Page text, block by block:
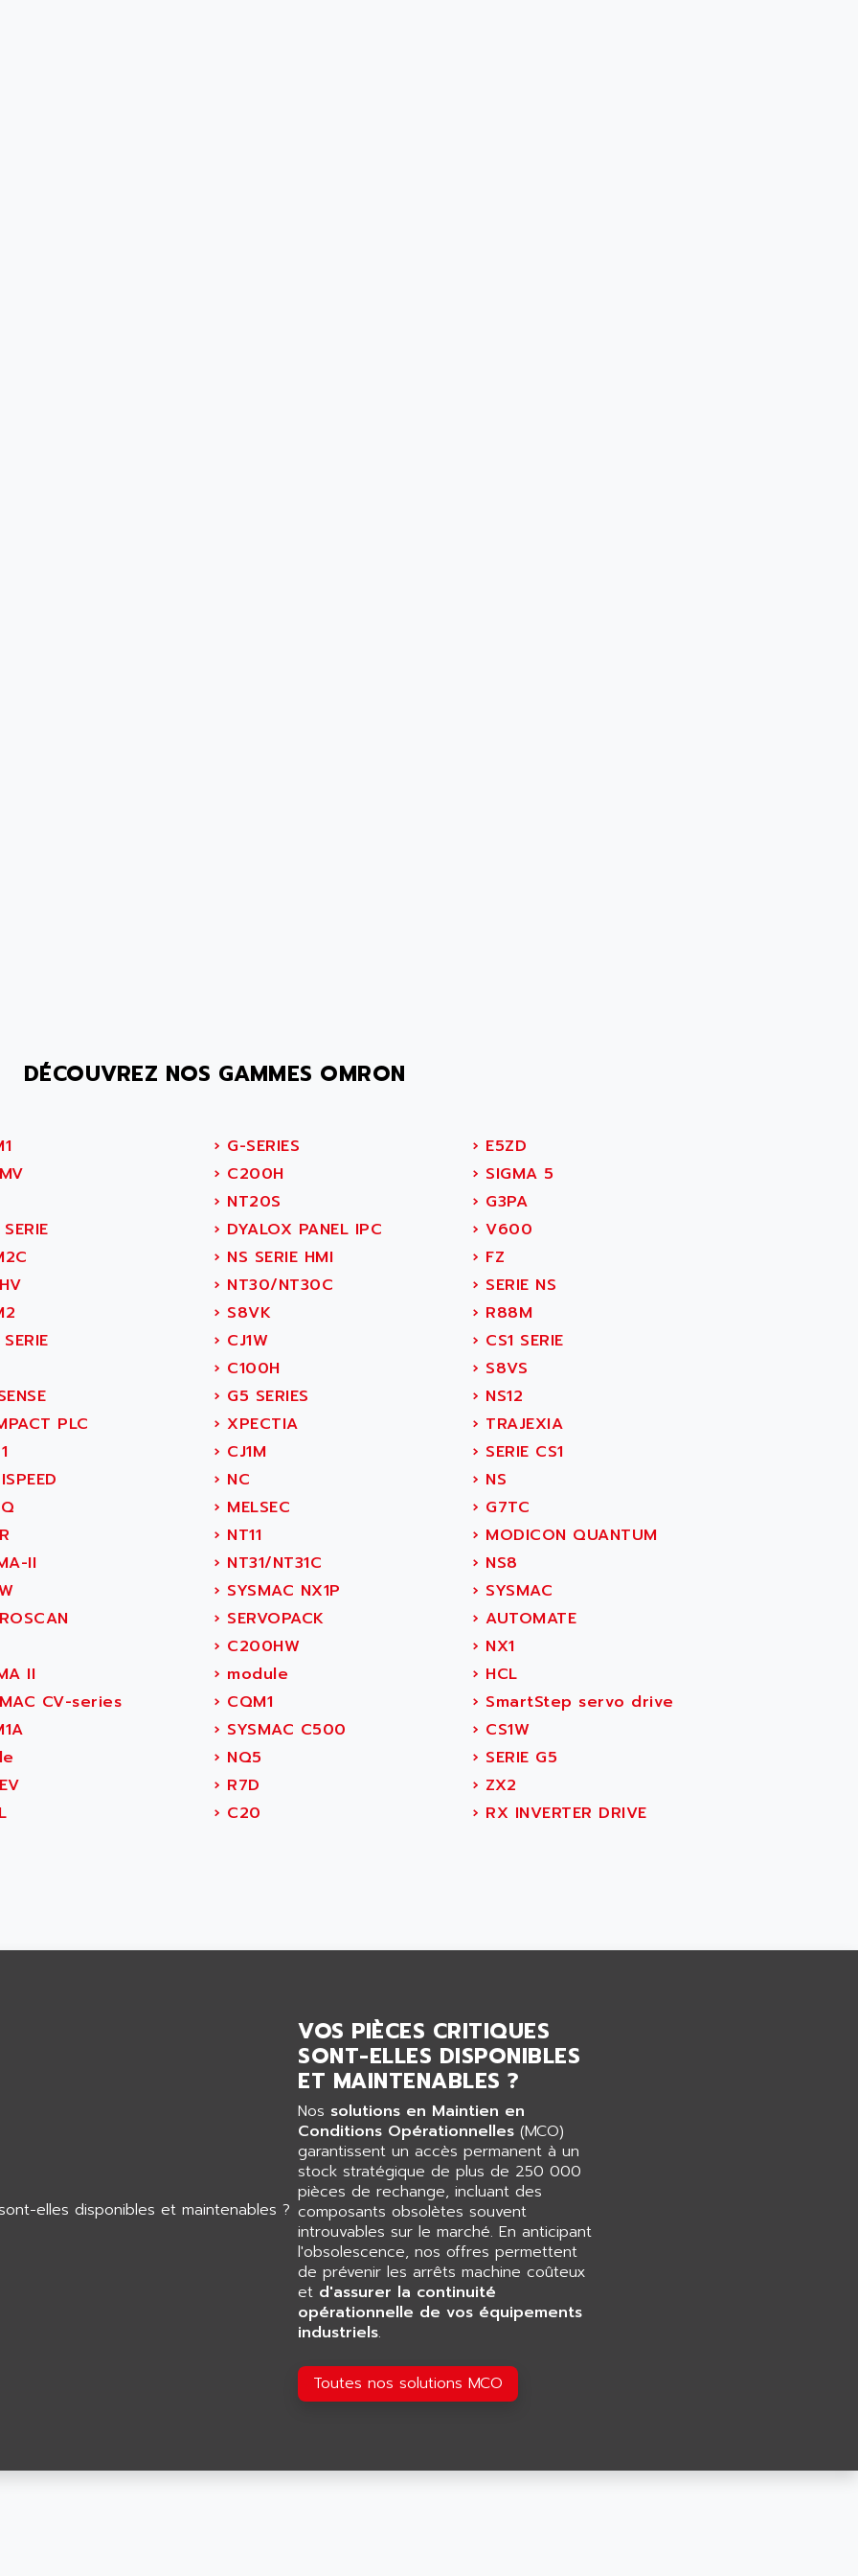
DÉCOUVREZ NOS GAMMES OMRON
› G-SERIES › E5ZD
› C200H › SIGMA 5
› NT20S › G3PA
› DYALOX PANEL IPC › V600
› NS SERIE HMI › FZ
› NT30/NT30C › SERIE NS
› S8VK › R88M
› CJ1W › CS1 SERIE
› C100H › S8VS
› G5 SERIES › NS12
PLC › XPECTIA › TRAJEXIA
› CJ1M › SERIE CS1
› NC › NS
› MELSEC › G7TC
› NT11 › MODICON QUANTUM
II › NT31/NT31C › NS8
› SYSMAC NX1P › SYSMAC
› SERVOPACK › AUTOMATE
› C200HW › NX1
II › module › HCL
CV-series › CQM1 › SmartStep servo drive
› SYSMAC C500 › CS1W
› NQ5 › SERIE G5
› R7D › ZX2
› C20 › RX INVERTER DRIVE
VOS PIÈCES CRITIQUES
SONT-ELLES DISPONIBLES
ET MAINTENABLES ?
Nos solutions en Maintien en
Conditions Opérationnelles (MCO)
garantissent un accès permanent à un
stock stratégique de plus de 250 000
pièces de rechange, incluant des
composants obsolètes souvent
introuvables sur le marché. En anticipant
l'obsolescence, nos offres permettent
de prévenir les arrêts machine coûteux
et d'assurer la continuité
opérationnelle de vos équipements
industriels.
Toutes nos solutions MCO